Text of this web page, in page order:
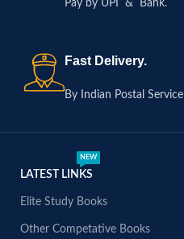
Pay by UPI & Bank.
Fast Delivery.
By Indian Postal Service
LATEST LINKS
NEW
Elite Study Books
Other Competative Books